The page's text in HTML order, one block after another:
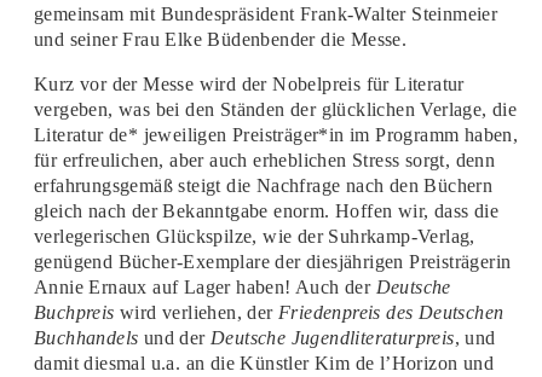
gemeinsam mit Bundespräsident Frank-Walter Steinmeier
und seiner Frau Elke Büdenbender die Messe.
Kurz vor der Messe wird der Nobelpreis für Literatur
vergeben, was bei den Ständen der glücklichen Verlage, die
Literatur de* jeweiligen Preisträger*in im Programm haben,
für erfreulichen, aber auch erheblichen Stress sorgt, denn
erfahrungsgemäß steigt die Nachfrage nach den Büchern
gleich nach der Bekanntgabe enorm. Hoffen wir, dass die
verlegerischen Glückspilze, wie der Suhrkamp-Verlag,
genügend Bücher-Exemplare der diesjährigen Preisträgerin
Annie Ernaux auf Lager haben! Auch der Deutsche
Buchpreis wird verliehen, der Friedenpreis des Deutschen
Buchhandels und der Deutsche Jugendliteraturpreis, und
damit diesmal u.a. an die Künstler Kim de l’Horizon und